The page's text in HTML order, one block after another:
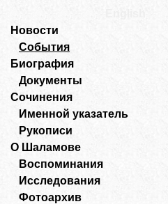
Новости
События
Биография
Документы
Сочинения
Именной указатель
Рукописи
О Шаламове
Воспоминания
Исследования
Фотоархив